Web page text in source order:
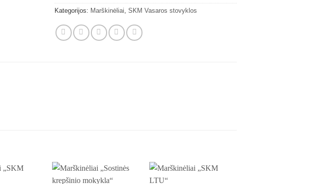
Kategorijos: Marškinėliai,SKM Vasaros stovyklos